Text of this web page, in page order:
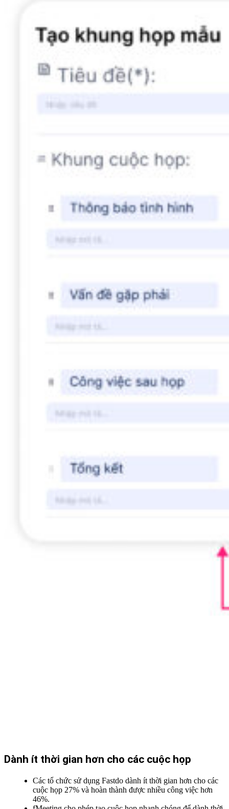
Dành ít thời gian hơn cho các cuộc họp
Các tổ chức sử dụng Fastdo dành ít thời gian hơn cho các
cuộc họp 27% và hoàn thành được nhiều công việc hơn
46%.